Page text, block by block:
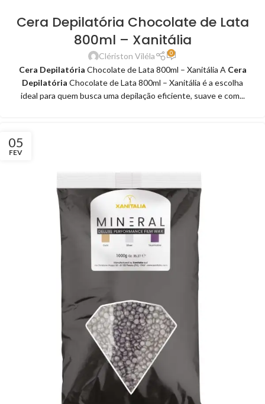
Cera Depilatória Chocolate de Lata
800ml – Xanitália
Clériston Viléla 0
Cera Depilatória Chocolate de Lata 800ml – Xanitália A Cera
Depilatória Chocolate de Lata 800ml – Xanitália é a escolha
ideal para quem busca uma depilação eficiente, suave e com...
05
FEV